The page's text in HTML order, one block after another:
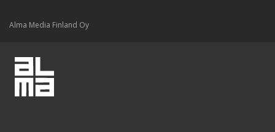
Alma Media Finland Oy